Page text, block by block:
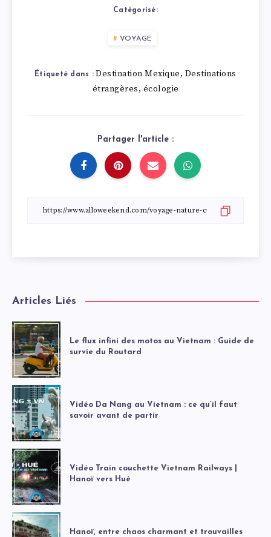
Catégorisé:
VOYAGE
Étiqueté dans : Destination Mexique, Destinations
étrangères, écologie
Partager l'article :
Articles Liés
Le flux infini des motos au Vietnam : Guide de
survie du Routard
Vidéo Da Nang au Vietnam : ce qu’il faut
savoir avant de partir
Vidéo Train couchette Vietnam Railways |
Hanoï vers Hué
Hanoï, entre chaos charmant et trouvailles